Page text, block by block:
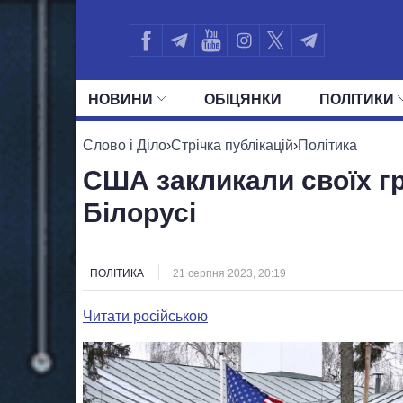
НОВИНИ ОБIЦЯНКИ ПОЛIТИКИ
УСІ ПОЛІТИКИ ПРЕЗИДЕНТ І ОФІС
Слово і Діло›Стрічка публікацій›Політика
США закликали своїх
Білорусі
ПОЛІТИКА 21 серпня 2023, 20:19
Читати російською